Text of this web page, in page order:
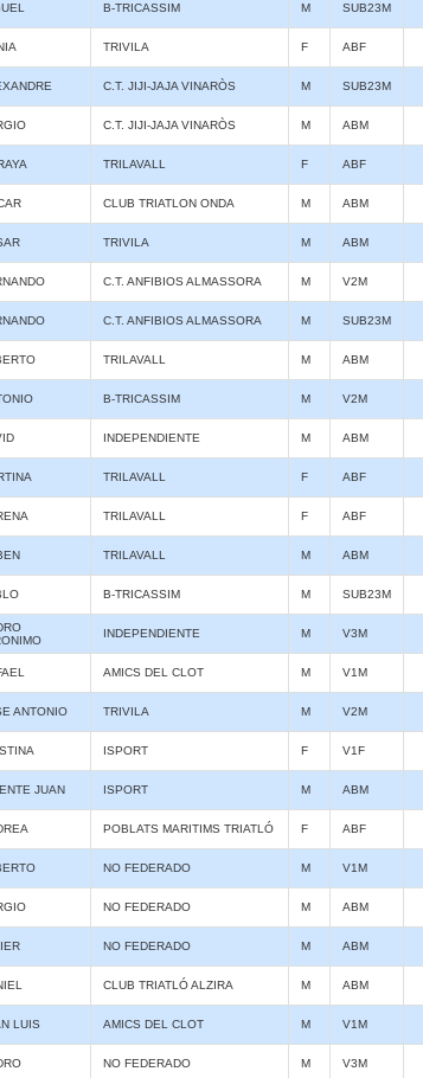
B-TRICASSIM M SUB23M
TRIVILA F ABF
C.T. JIJI-JAJA VINARÒS M SUB23M
C.T. JIJI-JAJA VINARÒS M ABM
TRILAVALL F ABF
CLUB TRIATLON ONDA M ABM
TRIVILA M ABM
C.T. ANFIBIOS ALMASSORA M V2M
C.T. ANFIBIOS ALMASSORA M SUB23M
TRILAVALL M ABM
B-TRICASSIM M V2M
INDEPENDIENTE M ABM
TRILAVALL F ABF
TRILAVALL F ABF
TRILAVALL M ABM
B-TRICASSIM M SUB23M
INDEPENDIENTE M V3M
AMICS DEL CLOT M V1M
ANTONIO TRIVILA M V2M
ISPORT F V1F
JUAN ISPORT M ABM
POBLATS MARITIMS TRIATLÓ F ABF
NO FEDERADO M V1M
NO FEDERADO M ABM
NO FEDERADO M ABM
CLUB TRIATLÓ ALZIRA M ABM
LUIS AMICS DEL CLOT M V1M
NO FEDERADO M V3M